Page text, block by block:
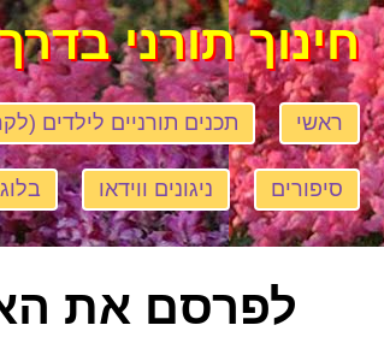
חינוך תורני
ראשי תכנים תורניים לילדים
סיפורים ניגונים ווידאו
לפרסם את